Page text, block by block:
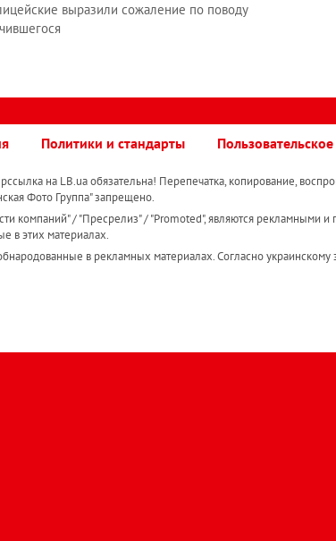
выразили сожаление по поводу
Политики и стандарты
на LB.ua обязательна! Перепечатка, копирование,
Фото Группа" запрещено.
компаний" / "Пресрелиз" / "Promoted", являются рекламными и
в этих материалах.
в рекламных материалах. Согласно украинскому